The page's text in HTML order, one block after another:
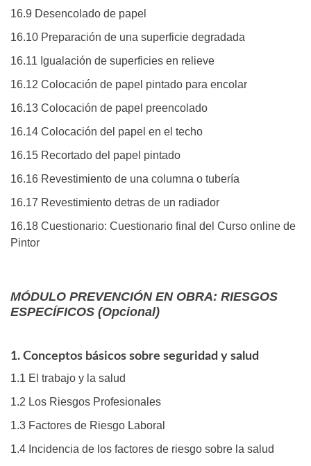
16.9 Desencolado de papel
16.10 Preparación de una superficie degradada
16.11 Igualación de superficies en relieve
16.12 Colocación de papel pintado para encolar
16.13 Colocación de papel preencolado
16.14 Colocación del papel en el techo
16.15 Recortado del papel pintado
16.16 Revestimiento de una columna o tubería
16.17 Revestimiento detras de un radiador
16.18 Cuestionario: Cuestionario final del Curso online de
Pintor
MÓDULO PREVENCIÓN EN OBRA: RIESGOS
ESPECÍFICOS (Opcional)
1. Conceptos básicos sobre seguridad y salud
1.1 El trabajo y la salud
1.2 Los Riesgos Profesionales
1.3 Factores de Riesgo Laboral
1.4 Incidencia de los factores de riesgo sobre la salud